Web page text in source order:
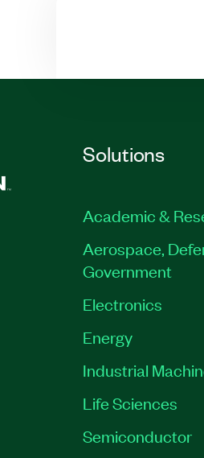
Solutions
Academic &
Aerospace,
Government
Electronics
Energy
Industrial
Life Sciences
Semiconductor